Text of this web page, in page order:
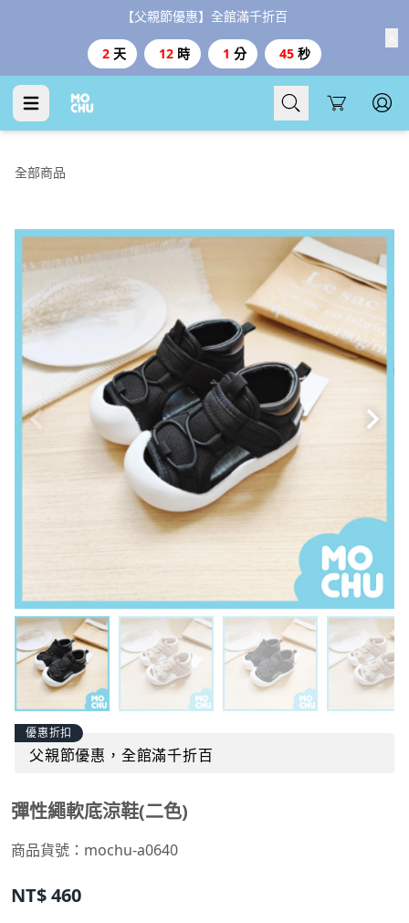
【父親節優惠】全館滿千折百
2 天 12 時 1 分 44 秒
Cart
全部商品
優惠折扣
父親節優惠，全館滿千折百
彈性繩軟底涼鞋(二色)
商品貨號： mochu-a0640
NT$460